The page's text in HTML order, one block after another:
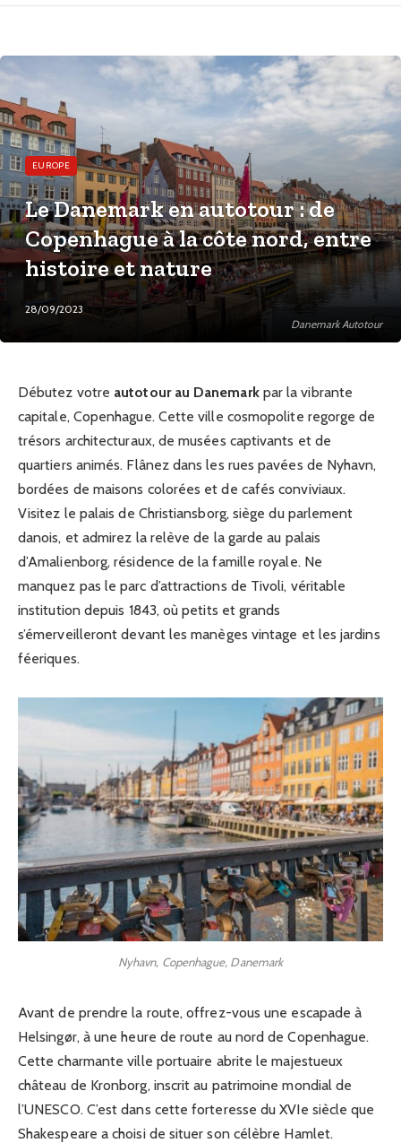
Danemark Autotour
EUROPE
Le Danemark en autotour : de
Copenhague à la côte nord, entre
histoire et nature
28/09/2023
Débutez votre autotour au Danemarkpar la vibrante
capitale, Copenhague. Cette ville cosmopolite regorge de
trésors architecturaux, de musées captivants et de
quartiers animés. Flânez dans les rues pavées de Nyhavn,
bordées de maisons colorées et de cafés conviviaux.
Visitez le palais de Christiansborg, siège du parlement
danois, et admirez la relève de la garde au palais
d’Amalienborg, résidence de la famille royale. Ne
manquez pas le parc d’attractions de Tivoli, véritable
institution depuis 1843, où petits et grands
s’émerveilleront devant les manèges vintage et les jardins
féeriques.
Nyhavn, Copenhague, Danemark
Avant de prendre la route, offrez-vous une escapade à
Helsingør, à une heure de route au nord de Copenhague.
Cette charmante ville portuaire abrite le majestueux
château de Kronborg, inscrit au patrimoine mondial de
l’UNESCO. C’est dans cette forteresse du XVIe siècle que
Shakespeare a choisi de situer son célèbre Hamlet.